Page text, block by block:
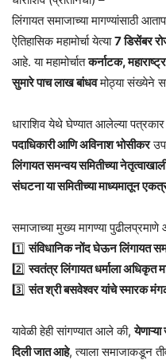
लिंगायत समाजाच्या मागण्यांसाठी
ऐतिहासिक महामोर्चा येत्या7 डिसेंबर
आहे. या महामोर्चातकर्नाटक,
सुमारे पाच लाख बांधवमोठ्या संख्येने
धाराशिव येथे घेण्यात आलेल्या
पदाधिकारी आणि अविनाश भोसीकर
लिंगायत समन्वय समितीच्या
संघटना या समितीच्या माध्यमातून
समाजाच्या मुख्य मागण्या
1️⃣संविधानिक नोंद घेऊन लिंगायत
2️⃣स्वतंत्र लिंगायत धर्माला अधिकृत
3️⃣संत श्री बसवेश्वर यांचे स्मारक
यावेळी हेही सांगण्यात आले की,
दिली जात आहे, त्याला समाजाकडून